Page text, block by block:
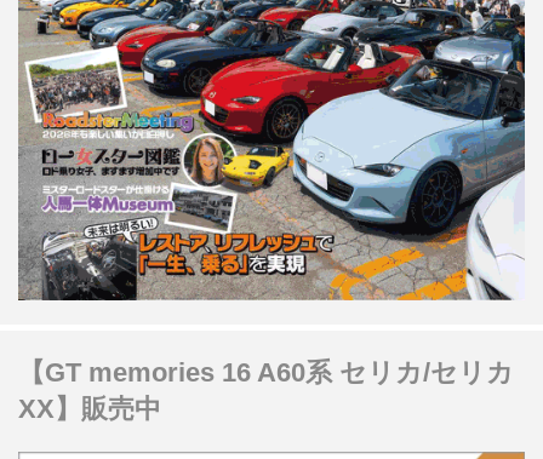
【GT memories 16 A60系 セリカ/セリカ
XX】販売中